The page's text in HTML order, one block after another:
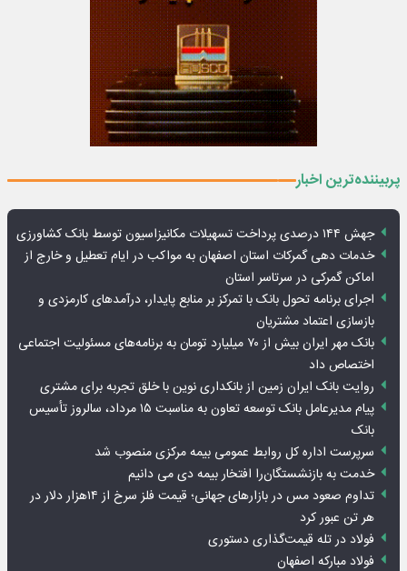
پربیننده‌ترین اخبار
جهش ۱۴۴ درصدی پرداخت تسهیلات مکانیزاسیون توسط بانک کشاورزی
خدمات دهی گمرکات استان اصفهان به مواکب در ایام تعطیل و خارج از
اماکن گمرکی در سرتاسر استان
اجرای برنامه تحول بانک با تمرکز بر منابع پایدار، درآمدهای کارمزدی و
بازسازی اعتماد مشتریان
بانک مهر ایران بیش از ۷۰ میلیارد تومان به برنامه‌های مسئولیت اجتماعی
اختصاص داد
روایت بانک ایران زمین از بانکداری نوین با خلق تجربه برای مشتری
پیام مدیرعامل بانک توسعه تعاون به مناسبت ۱۵ مرداد، سالروز تأسیس
بانک
سرپرست اداره کل روابط عمومی بیمه مرکزی منصوب شد
خدمت به بازنشستگان‌را افتخار بیمه دی می دانیم
تداوم صعود مس در بازارهای جهانی؛ قیمت فلز سرخ از ۱۴هزار دلار در
هر تن عبور کرد
فولاد در تله قیمت‌گذاری دستوری
فولاد مبارکه اصفهان